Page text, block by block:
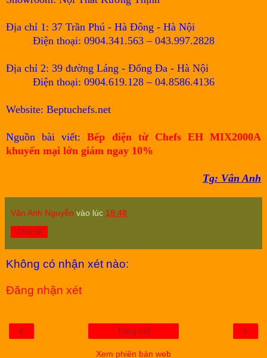
Địa chỉ 1: 37 Trần Phú - Hà Đông - Hà Nội
Điện thoại: 0904.341.563 – 043.997.2828
Địa chỉ 2: 39 đường Láng - Đống Đa - Hà Nội
Điện thoại: 0904.619.128 – 04.8586.4136
Website: Beptuchefs.net
Nguồn bài viết:Bếp điện từ Chefs EH MIX2000A
khuyến mại lớn giảm ngay 10%
Tg: Vân Anh
Vân Anh Nguyễn vào lúc 18:48
Chia sẻ
Không có nhận xét nào:
Đăng nhận xét
‹ ›
Trang chủ
Xem phiên bản web